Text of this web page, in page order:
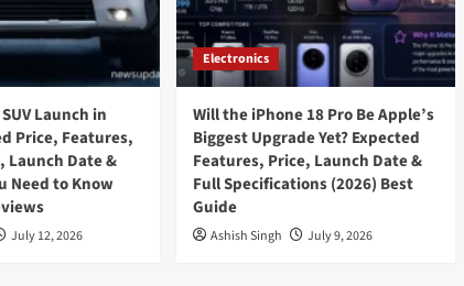
Launch in
Price, Features,
Launch Date &
Need to Know
July 12, 2026
Electronics
Will the iPhone 18 Pro Be Apple’s
Biggest Upgrade Yet? Expected
Features, Price, Launch Date &
Full Specifications (2026) Best
Guide
Ashish Singh July 9, 2026